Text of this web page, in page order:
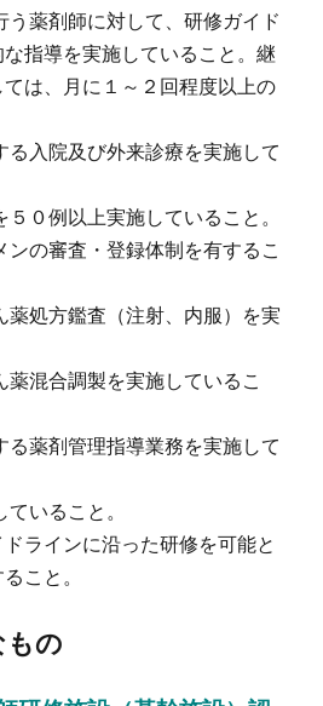
薬剤師に対して、研修ガイド
指導を実施していること。継
は、月に１～２回程度以上の
入院及び外来診療を実施して
０例以上実施していること。
の審査・登録体制を有するこ
処方鑑査（注射、内服）を実
混合調製を実施しているこ
薬剤管理指導業務を実施して
いること。
ラインに沿った研修を可能と
こと。
もの